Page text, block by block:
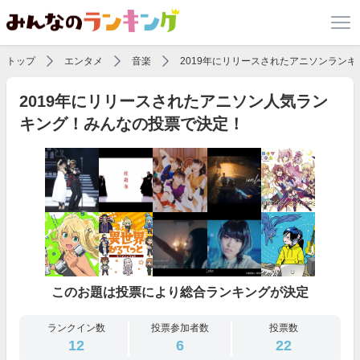
トップ エンタメ 音楽 2019年にリリースされたアニソンランキ
2019年にリリースされたアニソン人気ラン
キング！みんなの投票で決定！
このお題は投票により総合ランキングが決定
ランクイン数
12
投票参加者数
6
投票数
22